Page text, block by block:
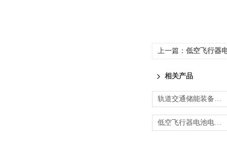
上一篇： 低空飞行器电池
相关产品
轨道交通储能装备测试-验证充放电功率需求
低空飞行器电池电源测试-电性能与安全验证